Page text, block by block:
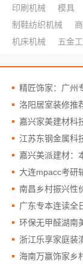
印刷机械
模具
制鞋纺织机械
机床机械
五金
大连mpacc考研
南昌乡村振兴性
浙江乐享家庭装